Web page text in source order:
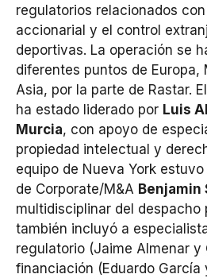
regulatorios relacionados
accionarial y el control
deportivas. La operación se
diferentes puntos de Europa,
Asia, por la parte de Rastar.
ha estado liderado por Luis
Murcia, con apoyo de
propiedad intelectual y
equipo de Nueva York
de Corporate/M&A
multidisciplinar del despacho
también incluyó a
regulatorio (Jaime Almenar y
financiación (Eduardo García